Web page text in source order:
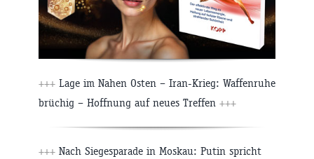
+++ Lage im Nahen Osten – Iran-Krieg: Waffenruhe
brüchig – Hoffnung auf neues Treffen +++
+++ Nach Siegesparade in Moskau: Putin spricht